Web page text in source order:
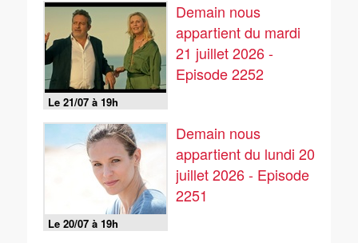
Le 21/07 à 19h
Demain nous
appartient du mardi
21 juillet 2026 -
Episode 2252
Le 20/07 à 19h
Demain nous
appartient du lundi 20
juillet 2026 - Episode
2251